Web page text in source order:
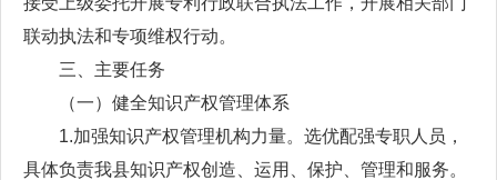
联动执法和专项维权行动。
三、主要任务
（一）健全知识产权管理体系
1.加强知识产权管理机构力量。选优配强专职人员，
具体负责我县知识产权创造、运用、保护、管理和服务。